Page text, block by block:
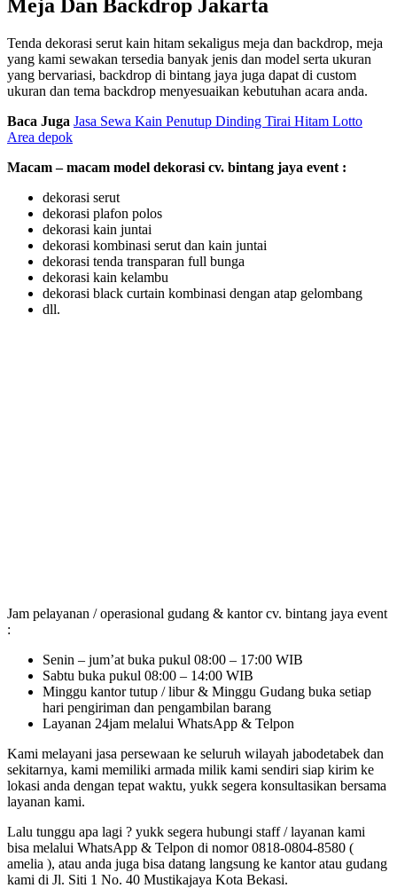
Meja Dan Backdrop Jakarta
Tenda dekorasi serut kain hitam sekaligus meja dan backdrop, meja
yang kami sewakan tersedia banyak jenis dan model serta ukuran
yang bervariasi, backdrop di bintang jaya juga dapat di custom
ukuran dan tema backdrop menyesuaikan kebutuhan acara anda.
Baca Juga Jasa Sewa Kain Penutup Dinding Tirai Hitam Lotto
Area depok
Macam – macam model dekorasi cv. bintang jaya event :
dekorasi serut
dekorasi plafon polos
dekorasi kain juntai
dekorasi kombinasi serut dan kain juntai
dekorasi tenda transparan full bunga
dekorasi kain kelambu
dekorasi black curtain kombinasi dengan atap gelombang
dll.
Jam pelayanan / operasional gudang & kantor cv. bintang jaya event
:
Senin – jum’at buka pukul 08:00 – 17:00 WIB
Sabtu buka pukul 08:00 – 14:00 WIB
Minggu kantor tutup / libur & Minggu Gudang buka setiap
hari pengiriman dan pengambilan barang
Layanan 24jam melalui WhatsApp & Telpon
Kami melayani jasa persewaan ke seluruh wilayah jabodetabek dan
sekitarnya, kami memiliki armada milik kami sendiri siap kirim ke
lokasi anda dengan tepat waktu, yukk segera konsultasikan bersama
layanan kami.
Lalu tunggu apa lagi ? yukk segera hubungi staff / layanan kami
bisa melalui WhatsApp & Telpon di nomor 0818-0804-8580 (
amelia ), atau anda juga bisa datang langsung ke kantor atau gudang
kami di Jl. Siti 1 No. 40 Mustikajaya Kota Bekasi.